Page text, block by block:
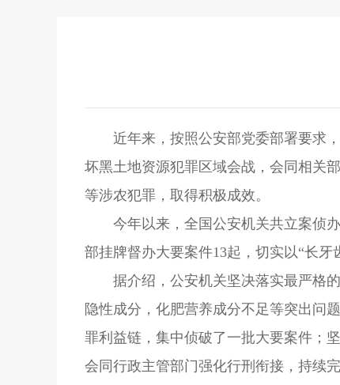
近年来，按照公安部党委部署要求
坏黑土地资源犯罪区域会战，会同相关
等涉农犯罪，取得积极成效。
今年以来，全国公安机关共立案侦
部挂牌督办大要案件13起，切实以“长
据介绍，公安机关坚决落实最严格
隐性成分，化肥营养成分不足等突出问
罪利益链，集中侦破了一批大要案件；
会同行政主管部门强化行刑衔接，持续